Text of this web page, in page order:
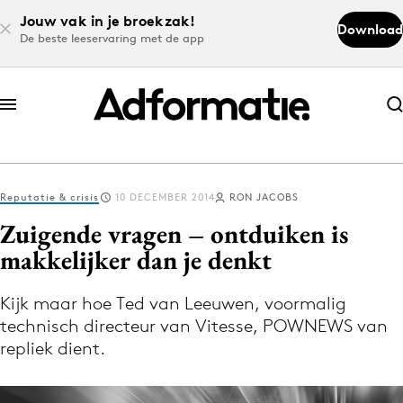
Jouw vak in je broekzak!
De beste leeservaring met de app
Download
Abonneer nu
Abonneer nu
Log in
Download de app
Volg het laatste nieuws via de Adformatie
Nieuws app
Reputatie & crisis 10 DECEMBER 2014 RON JACOBS
Zuigende vragen – ontduiken is
makkelijker dan je denkt
Kijk maar hoe Ted van Leeuwen, voormalig
technisch directeur van Vitesse, POWNEWS van
repliek dient.